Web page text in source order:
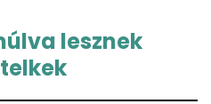
lesznek